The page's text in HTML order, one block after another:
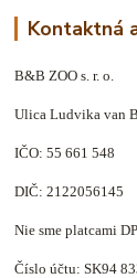
Kontaktná
B&B ZOO s. r. o.
Ulica Ludvika van
IČO: 55 661 548
DIČ: 2122056145
Nie sme platcami
Číslo účtu: SK94